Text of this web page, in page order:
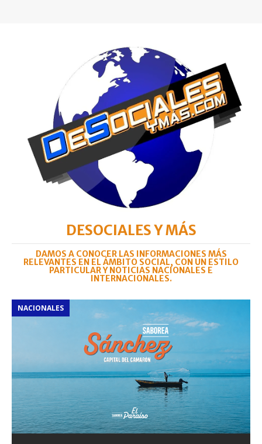
DESOCIALES Y MÁS
DAMOS A CONOCER LAS INFORMACIONES MÁS
RELEVANTES EN EL ÁMBITO SOCIAL, CON UN ESTILO
PARTICULAR Y NOTICIAS NACIONALES E
INTERNACIONALES.
NACIONALES